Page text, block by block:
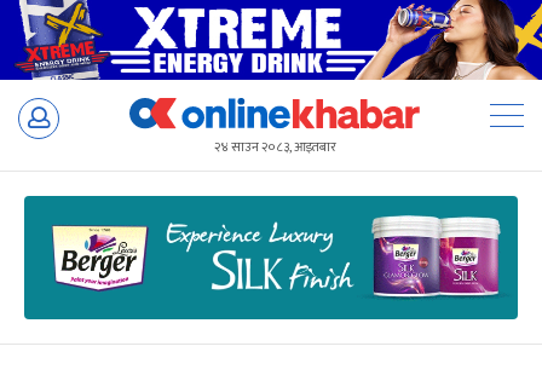
Skip
२४ साउन २०८३, आइतबार